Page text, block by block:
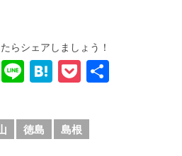
らシェアしましょう！
T
wi
Li
n
e
H
at
e
n
P
o
ck
et
徳島 島根